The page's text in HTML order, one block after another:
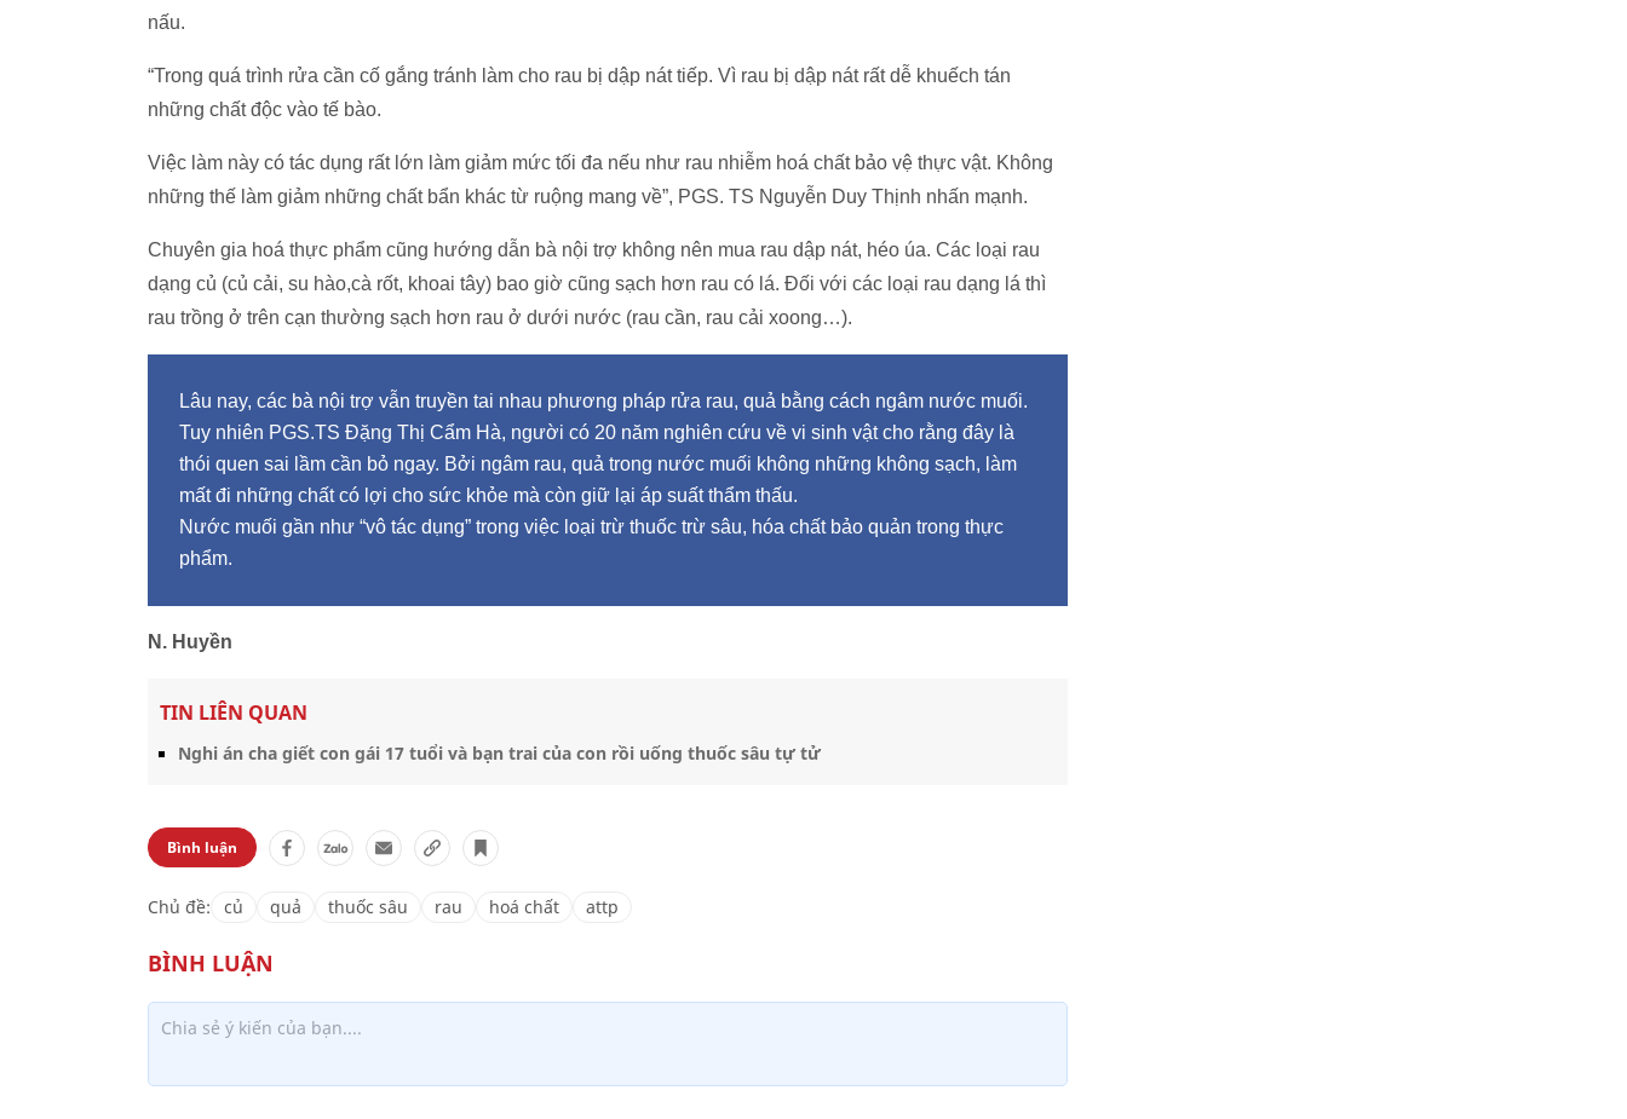
nấu.
“Trong quá trình rửa cần cố gắng tránh làm cho rau bị dập nát tiếp. Vì rau bị dập nát rất dễ khuếch tán
những chất độc vào tế bào.
Việc làm này có tác dụng rất lớn làm giảm mức tối đa nếu như rau nhiễm hoá chất bảo vệ thực vật. Không
những thế làm giảm những chất bẩn khác từ ruộng mang về”, PGS. TS Nguyễn Duy Thịnh nhấn mạnh.
Chuyên gia hoá thực phẩm cũng hướng dẫn bà nội trợ không nên mua rau dập nát, héo úa. Các loại rau
dạng củ (củ cải, su hào,cà rốt, khoai tây) bao giờ cũng sạch hơn rau có lá. Đối với các loại rau dạng lá thì
rau trồng ở trên cạn thường sạch hơn rau ở dưới nước (rau cần, rau cải xoong…).
Lâu nay, các bà nội trợ vẫn truyền tai nhau phương pháp rửa rau, quả bằng cách ngâm nước muối.
Tuy nhiên PGS.TS Đặng Thị Cẩm Hà, người có 20 năm nghiên cứu về vi sinh vật cho rằng đây là
thói quen sai lầm cần bỏ ngay. Bởi ngâm rau, quả trong nước muối không những không sạch, làm
mất đi những chất có lợi cho sức khỏe mà còn giữ lại áp suất thẩm thấu.
Nước muối gần như “vô tác dụng” trong việc loại trừ thuốc trừ sâu, hóa chất bảo quản trong thực
phẩm.
N. Huyền
TIN LIÊN QUAN
Nghi án cha giết con gái 17 tuổi và bạn trai của con rồi uống thuốc sâu tự tử
Bình luận
Chủ đề: củ quả thuốc sâu rau hoá chất attp